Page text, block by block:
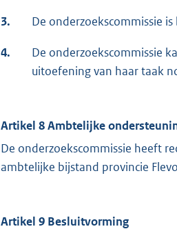
3. De onderzoekscommissie
4.
De onderzoekscommissie
uitoefening van haar taak
Artikel 8 Ambtelijke
De onderzoekscommissie heeft
ambtelijke bijstand provincie
Artikel 9 Besluitvorming